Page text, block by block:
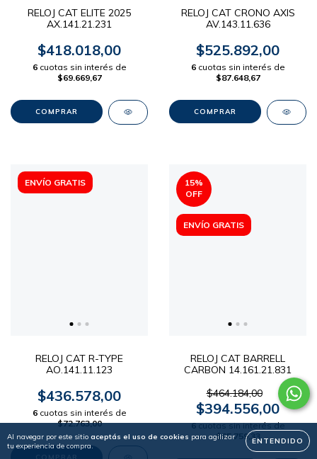
Al navegar por este sitio aceptás el uso de cookies para agilizar
tu experiencia de compra.
ENTENDIDO
RELOJ CAT ELITE 2025
AX.141.21.231
$418.018,00
6 cuotas sin interés de
$69.669,67
RELOJ CAT CRONO AXIS
AV.143.11.636
$525.892,00
6 cuotas sin interés de
$87.648,67
ENVÍO GRATIS
RELOJ CAT R-TYPE
AO.141.11.123
$436.578,00
6 cuotas sin interés de
$72.763,00
15%
OFF
ENVÍO GRATIS
RELOJ CAT BARRELL
CARBON 14.161.21.831
$464.184,00
$394.556,00
6 cuotas sin interés de
$65.759,33